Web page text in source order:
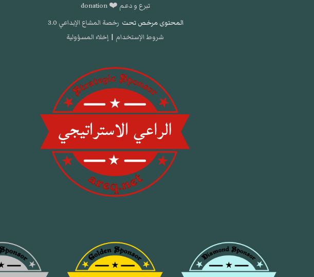
تبرع و دعم ❤️ donation
المحتوى مرخص تحت رخصة المشاع الإبداعي 3.0
شروط الإستخدام | إخلاء المسؤولية